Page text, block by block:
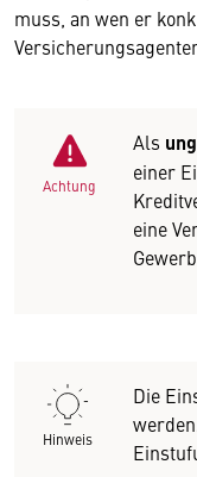
muss, an wen er
Achtung
Als
einer
eine
Hinweis
Die